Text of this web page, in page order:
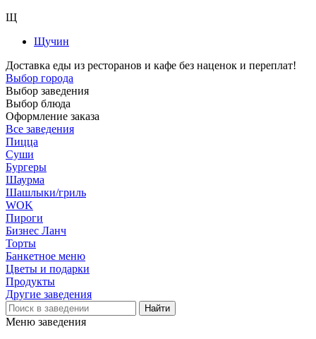
Щ
Щучин
Доставка еды из ресторанов и кафе без наценок и переплат!
Выбор города
Выбор заведения
Выбор блюда
Оформление заказа
Все заведения
Пицца
Суши
Бургеры
Шаурма
Шашлыки/гриль
WOK
Пироги
Бизнес Ланч
Торты
Банкетное меню
Цветы и подарки
Продукты
Другие заведения
Меню заведения